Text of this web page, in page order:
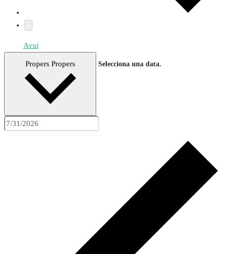
Avui
Propers Propers Selecciona una data.